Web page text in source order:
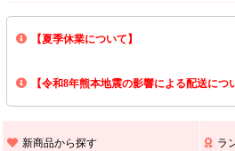
【夏季休業について】
8/13(木)～8/16(日)の間｢出荷業務・お問い合
上記期間中のご注文・お問い合わせは8/17(
【令和8年熊本地震の影響による配送につ
また､ 九州全域でお荷物のお届けに遅延が
新商品から探す ラ